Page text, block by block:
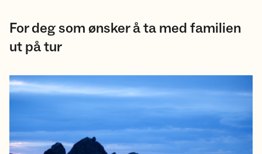
For deg som ønsker å ta med familien
ut på tur